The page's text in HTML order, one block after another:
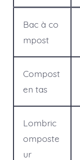
Bac à co
mpost
Compost
en tas
Lombric
omposte
ur